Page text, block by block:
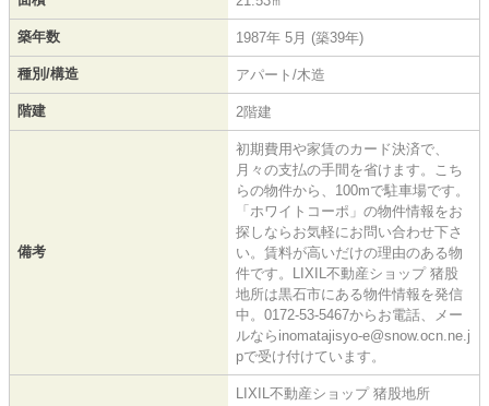
築年数 1987年 5月 (築39年)
種別/構造 アパート/木造
階建 2階建
備考
初期費用や家賃のカード決済で、
月々の支払の手間を省けます。こち
らの物件から、100mで駐車場です。
「ホワイトコーポ」の物件情報をお
探しならお気軽にお問い合わせ下さ
い。賃料が高いだけの理由のある物
件です。LIXIL不動産ショップ 猪股
地所は黒石市にある物件情報を発信
中。0172-53-5467からお電話、メー
ルならinomatajisyo-e@snow.ocn.ne.j
pで受け付けています。
LIXIL不動産ショップ 猪股地所